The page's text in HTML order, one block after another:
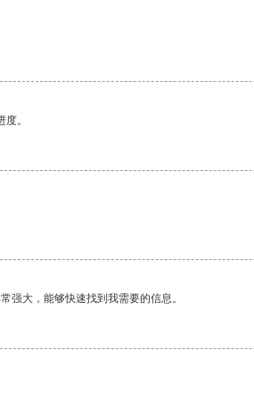
。
强大，能够快速找到我需要的信息。